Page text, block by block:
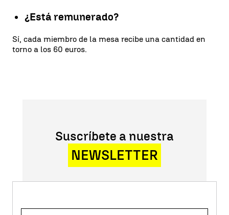
¿Está remunerado?
Sí, cada miembro de la mesa recibe una cantidad en
torno a los 60 euros.
Suscríbete a nuestra
NEWSLETTER